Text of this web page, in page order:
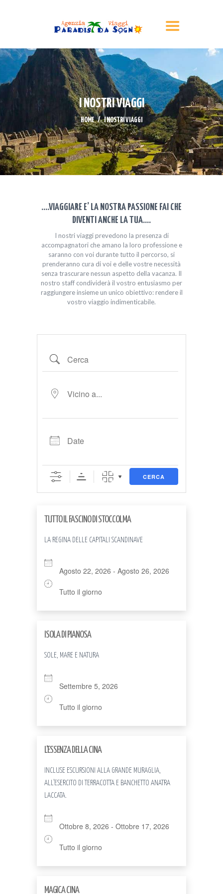
I NOSTRI VIAGGI
HOME I NOSTRI VIAGGI
HOME
CHI SIAMO
I NOSTRI VIAGGI
CERCA LA TUA VACANZA
LISTA NOZZE
CONTATTI
….VIAGGIARE E’ LA NOSTRA PASSIONE FAI CHE
DIVENTI ANCHE LA TUA….
I nostri viaggi prevedono la presenza di
accompagnatori che amano la loro professione e
saranno con voi durante tutto il percorso, si
prenderanno cura di voi e delle vostre necessità
senza trascurare nessun aspetto della vacanza. Il
nostro staff condividerà il vostro entusiasmo per
raggiungere insieme un unico obiettivo: rendere il
vostro viaggio indimenticabile.
Cerca
Vicino a...
CERCA
TUTTO IL FASCINO DI STOCCOLMA
LA REGINA DELLE CAPITALI SCANDINAVE
Agosto 22, 2026 - Agosto 26, 2026
Tutto il giorno
ISOLA DI PIANOSA
SOLE, MARE E NATURA
Settembre 5, 2026
Tutto il giorno
L'ESSENZA DELLA CINA
INCLUSE ESCURSIONI ALLA GRANDE MURAGLIA,
ALL’ESERCITO DI TERRACOTTA E BANCHETTO ANATRA
LACCATA.
Ottobre 8, 2026 - Ottobre 17, 2026
Tutto il giorno
MAGICA CINA